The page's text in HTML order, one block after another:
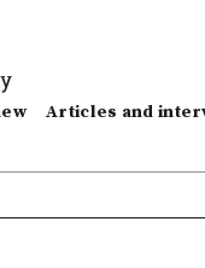
Articles and